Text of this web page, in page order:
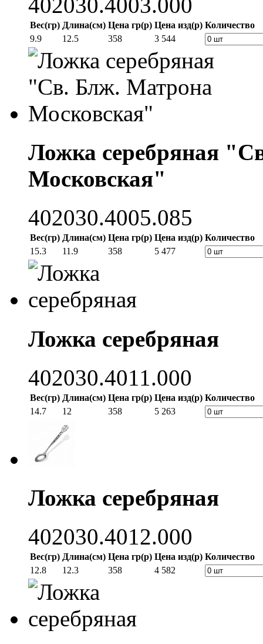
Вес(гр) Длина(см) Цена гр(р) Цена изд(р) Количество
9.9
12.5 358 3 544
Ложка серебряная
Московская"
402030.4005.085
Вес(гр) Длина(см) Цена гр(р) Цена изд(р) Количество
15.3
11.9 358 5 477
Ложка серебряная
402030.4011.000
Вес(гр) Длина(см) Цена гр(р) Цена изд(р) Количество
14.7
12 358 5 263
Ложка серебряная
402030.4012.000
Вес(гр) Длина(см) Цена гр(р) Цена изд(р) Количество
12.8
12.3 358 4 582